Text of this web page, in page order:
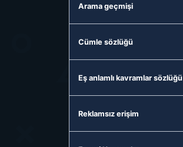
Arama geçmişi
Cümle sözlüğü
Eş anlamlı kavramlar sözlüğü
Reklamsız erişim